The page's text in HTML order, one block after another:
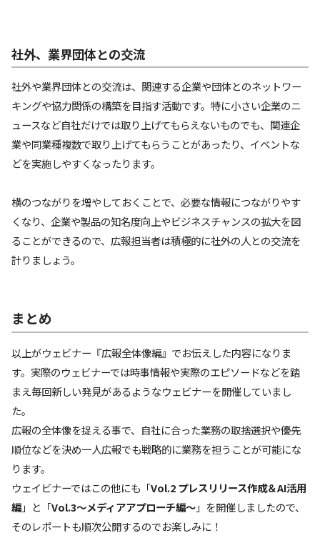
社外、業界団体との交流
社外や業界団体との交流は、関連する企業や団体とのネットワー
キングや協力関係の構築を目指す活動です。特に小さい企業のニ
ュースなど自社だけでは取り上げてもらえないものでも、関連企
業や同業種複数で取り上げてもらうことがあったり、イベントな
どを実施しやすくなったります。
横のつながりを増やしておくことで、必要な情報につながりやす
くなり、企業や製品の知名度向上やビジネスチャンスの拡大を図
ることができるので、広報担当者は積極的に社外の人との交流を
計りましょう。
まとめ
以上がウェビナー『広報全体像編』でお伝えした内容になりま
す。実際のウェビナーでは時事情報や実際のエピソードなどを踏
まえ毎回新しい発見があるようなウェビナーを開催していまし
た。
広報の全体像を捉える事で、自社に合った業務の取捨選択や優先
順位などを決め一人広報でも戦略的に業務を担うことが可能にな
ります。
ウェイビナーではこの他にも「Vol.2 プレスリリース作成＆AI活用
編」と「Vol.3〜メディアアプローチ編〜」を開催しましたので、
そのレポートも順次公開するのでお楽しみに！